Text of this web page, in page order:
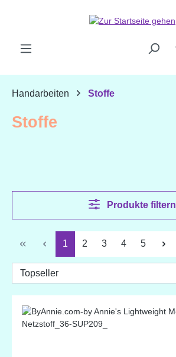
Handarbeiten Stoffe
Stoffe
Produkte filtern
Seite
1 Seite
2 Seite
3 Seite
4 Seite
5